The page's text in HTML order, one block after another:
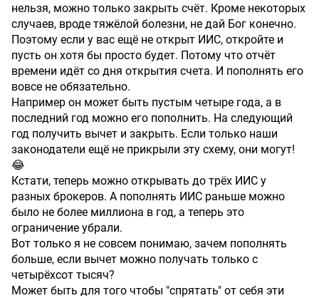
нельзя, можно только закрыть счёт. Кроме некоторых
случаев, вроде тяжёлой болезни, не дай Бог конечно.
Поэтому если у вас ещё не открыт ИИС, откройте и
пусть он хотя бы просто будет. Потому что отчёт
времени идёт со дня открытия счета. И пополнять его
вовсе не обязательно.
Например он может быть пустым четыре года, а в
последний год можно его пополнить. На следующий
год получить вычет и закрыть. Если только наши
законодатели ещё не прикрыли эту схему, они могут!
😂
Кстати, теперь можно открывать до трёх ИИС у
разных брокеров. А пополнять ИИС раньше можно
было не более миллиона в год, а теперь это
ограничение убрали.
Вот только я не совсем понимаю, зачем пополнять
больше, если вычет можно получать только с
четырёхсот тысяч?
Может быть для того чтобы "спрятать" от себя эти